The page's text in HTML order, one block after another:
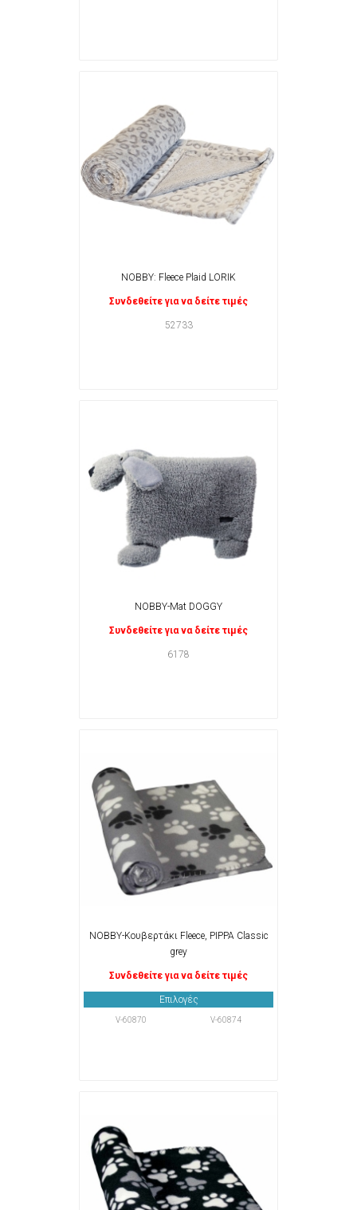
NOBBY: Fleece Plaid LORIK
Συνδεθείτε για να δείτε τιμές
52733
NOBBY-Mat DOGGY
Συνδεθείτε για να δείτε τιμές
6178
NOBBY-Κουβερτάκι Fleece, PIPPA Classic
grey
Συνδεθείτε για να δείτε τιμές
Επιλογές
V-60870 V-60874